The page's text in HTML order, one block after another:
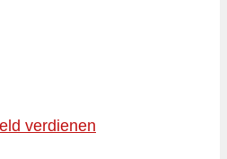
verdienen